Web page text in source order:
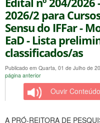
2026/2 para
Sensu do IFFar -
EaD - Lista
classificados/as
Publicado em Quarta, 01 de Julho de
página anterior
Ouvir Conteúdo
A PRÓ-REITORA DE